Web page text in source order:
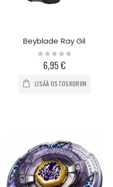
Beyblade Ray Gil
Rating:
0%6,95 €
LISÄÄ OSTOSKORIIN